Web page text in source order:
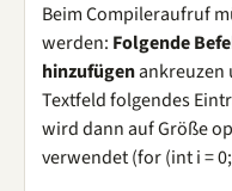
Beim Compileraufruf
werden: Folgende
hinzufügenankreuzen
Textfeld folgendes
wird dann auf Größe
verwendet (for (int i =